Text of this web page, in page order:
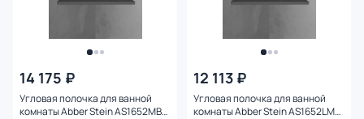
14 175 ₽
Угловая полочка для ванной
комнаты Abber Stein AS1652MB
12 113 ₽
Угловая полочка для ванной
комнаты Abber Stein AS1652LMB